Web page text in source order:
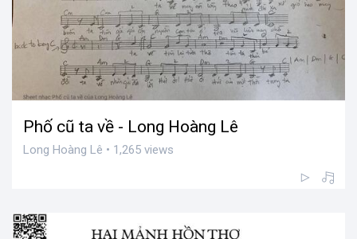
Phố cũ ta về - Long Hoàng Lê
Long Hoàng Lê • 1,265 views